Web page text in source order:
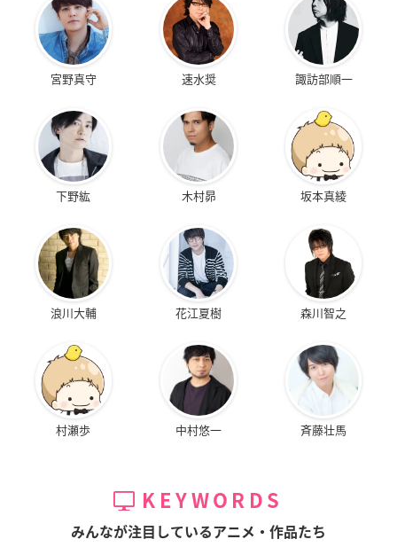
宮野真守 速水奨 諏訪部順一
下野紘 木村昴 坂本真綾
浪川大輔 花江夏樹 森川智之
村瀬歩 中村悠一 斉藤壮馬
KEYWORDS
みんなが注目しているアニメ・作品たち